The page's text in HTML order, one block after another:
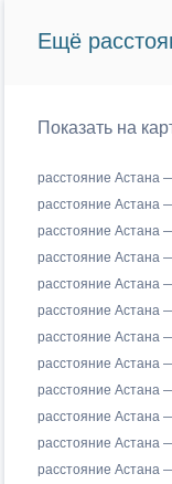
Ещё
Показать на
расстояние Астана
расстояние Астана
расстояние Астана
расстояние Астана
расстояние Астана
расстояние Астана
расстояние Астана
расстояние Астана
расстояние Астана
расстояние Астана
расстояние Астана
расстояние Астана